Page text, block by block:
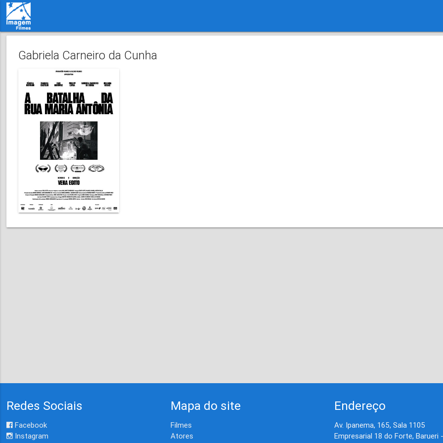
Gabriela Carneiro da Cunha
Redes Sociais
Facebook
Instagram
Mapa do site
Filmes
Atores
Endereço
Av. Ipanema, 165, Sala 1105
Empresarial 18 do Forte, Barueri